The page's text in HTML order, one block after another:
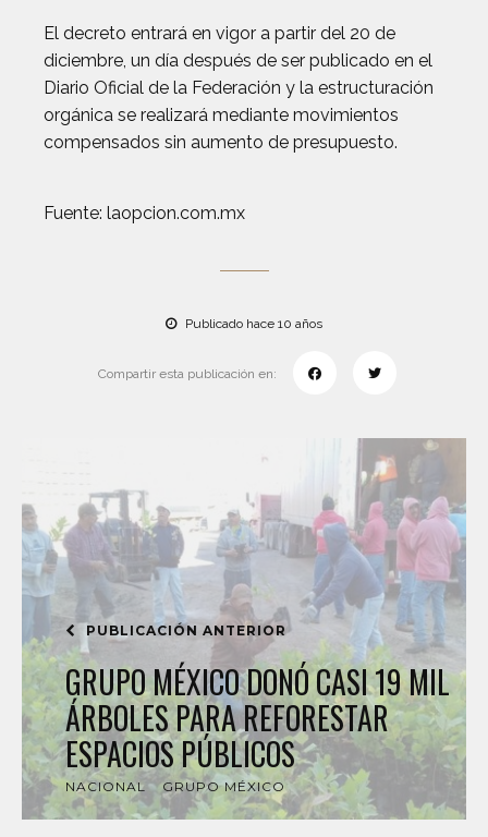
El decreto entrará en vigor a partir del 20 de
diciembre, un día después de ser publicado en el
Diario Oficial de la Federación y la estructuración
orgánica se realizará mediante movimientos
compensados sin aumento de presupuesto.
Fuente: laopcion.com.mx
Publicado hace 10 años
Compartir esta publicación en:
PUBLICACIÓN ANTERIOR
GRUPO MÉXICO DONÓ CASI 19 MIL
ÁRBOLES PARA REFORESTAR
ESPACIOS PÚBLICOS
NACIONAL GRUPO MÉXICO